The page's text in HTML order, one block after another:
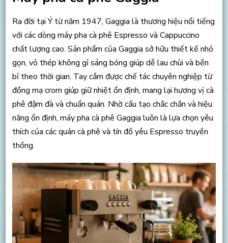
Ra đời tại Ý từ năm 1947, Gaggia là thương hiệu nổi tiếng
với các dòng máy pha cà phê Espresso và Cappuccino
chất lượng cao. Sản phẩm của Gaggia sở hữu thiết kế nhỏ
gọn, vỏ thép không gỉ sáng bóng giúp dễ lau chùi và bền
bỉ theo thời gian. Tay cầm được chế tác chuyên nghiệp từ
đồng mạ crom giúp giữ nhiệt ổn định, mang lại hương vị cà
phê đậm đà và chuẩn quán. Nhờ cấu tạo chắc chắn và hiệu
năng ổn định, máy pha cà phê Gaggia luôn là lựa chọn yêu
thích của các quán cà phê và tín đồ yêu Espresso truyền
thống.